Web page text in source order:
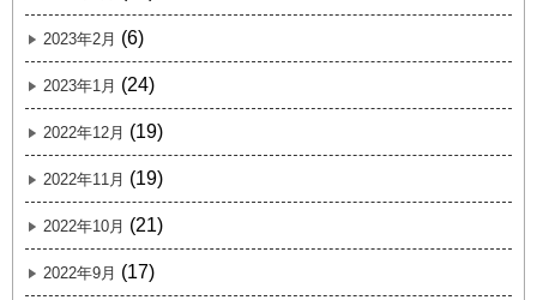
2023年2月 (6)
2023年1月 (24)
2022年12月 (19)
2022年11月 (19)
2022年10月 (21)
2022年9月 (17)